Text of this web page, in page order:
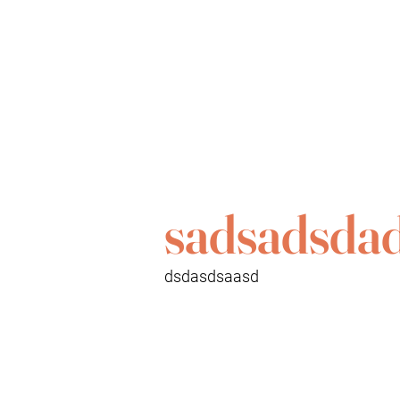
dsdasdsaasd